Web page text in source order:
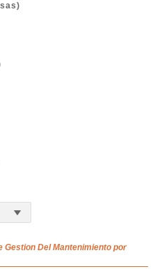
Del Mantenimiento por